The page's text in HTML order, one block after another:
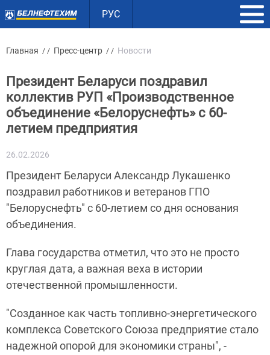
РУС
Главная / / Пресс-центр / / Новости
Президент Беларуси поздравил
коллектив РУП «Производственное
объединение «Белоруснефть» с 60-
летием предприятия
26.02.2026
Президент Беларуси Александр Лукашенко
поздравил работников и ветеранов ГПО
"Белоруснефть" с 60-летием со дня основания
объединения.
Глава государства отметил, что это не просто
круглая дата, а важная веха в истории
отечественной промышленности.
"Созданное как часть топливно-энергетического
комплекса Советского Союза предприятие стало
надежной опорой для экономики страны", -